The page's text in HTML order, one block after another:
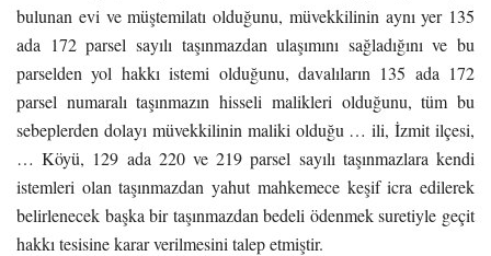
bulunan evi ve müştemilatı olduğunu, müvekkilinin aynı yer 135
ada 172 parsel sayılı taşınmazdan ulaşımını sağladığını ve bu
parselden yol hakkı istemi olduğunu, davalıların 135 ada 172
parsel numaralı taşınmazın hisseli malikleri olduğunu, tüm bu
sebeplerden dolayı müvekkilinin maliki olduğu … ili, İzmit ilçesi,
… Köyü, 129 ada 220 ve 219 parsel sayılı taşınmazlara kendi
istemleri olan taşınmazdan yahut mahkemece keşif icra edilerek
belirlenecek başka bir taşınmazdan bedeli ödenmek suretiyle geçit
hakkı tesisine karar verilmesini talep etmiştir.